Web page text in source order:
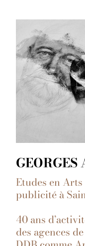
Etudes en
publicité à
40 ans
des agences